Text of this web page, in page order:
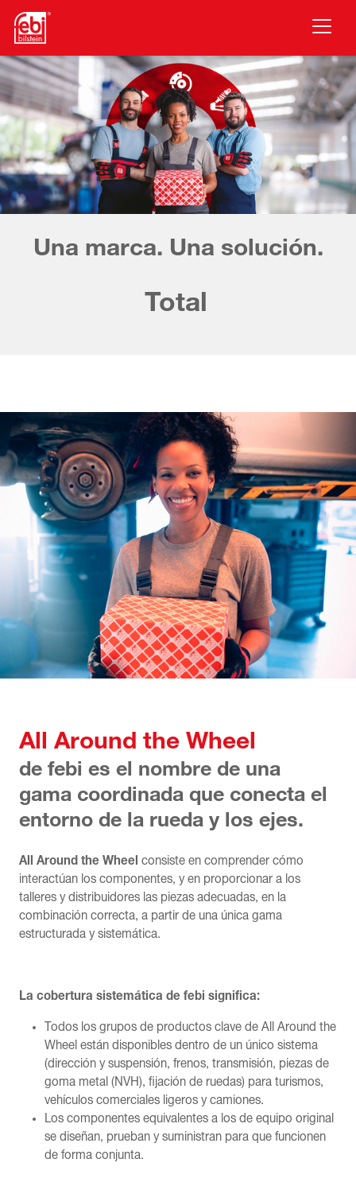
Ir al contenido principal
Una marca. Una solución.
Total comodid
All Around the Wheel
de febi es el nombre de una
gama coordinada que conecta el
entorno de la rueda y los ejes.
All Around the Wheel consiste en comprender cómo
interactúan los componentes, y en proporcionar a los
talleres y distribuidores las piezas adecuadas, en la
combinación correcta, a partir de una única gama
estructurada y sistemática.
La cobertura sistemática de febi significa:
Todos los grupos de productos clave de All Around the
Wheel están disponibles dentro de un único sistema
(dirección y suspensión, frenos, transmisión, piezas de
goma metal (NVH), fijación de ruedas) para turismos,
vehículos comerciales ligeros y camiones.
Los componentes equivalentes a los de equipo original
se diseñan, prueban y suministran para que funcionen
de forma conjunta.